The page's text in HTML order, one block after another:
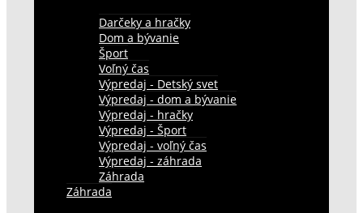
Darčeky a hračky
Dom a bývanie
Šport
Voľný čas
Výpredaj - Detský svet
Výpredaj - dom a bývanie
Výpredaj - hračky
Výpredaj - Šport
Výpredaj - voľný čas
Výpredaj - záhrada
Záhrada
Záhrada